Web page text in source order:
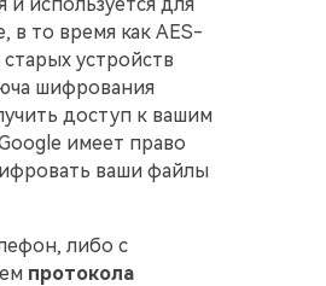
в то время как AES-
устройств
шифрования
доступ к вашим
имеет право
ваши файлы
либо с
протокола